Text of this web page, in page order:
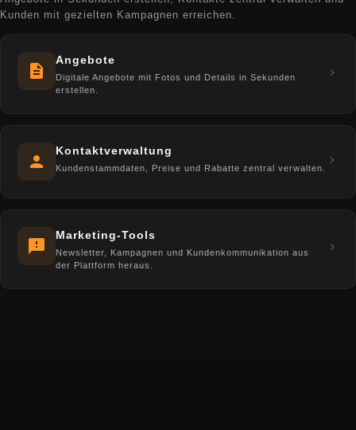
Kunden mit gezielten Kampagnen erreichen.
Angebote
Digitale Angebote mit Fotos und Details in Sekunden
erstellen.
Kontaktverwaltung
Kundenstammdaten, Preise und Rabatte zentral verwalten.
Marketing-Tools
Newsletter, Kampagnen und Kundenkommunikation aus
der Plattform heraus.